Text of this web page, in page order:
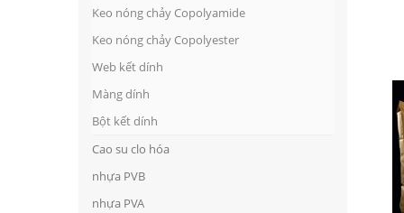
Keo nóng chảy Copolyamide
Keo nóng chảy Copolyester
Web kết dính
Màng dính
Bột kết dính
Cao su clo hóa
nhựa PVB
nhựa PVA